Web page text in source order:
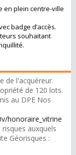
en plein centre-ville
badge d’accès.
souhaitant
de l'acquéreur.
de 120 lots.
au DPE Nos
honoraire_vitrine
auxquels
Géorisques :